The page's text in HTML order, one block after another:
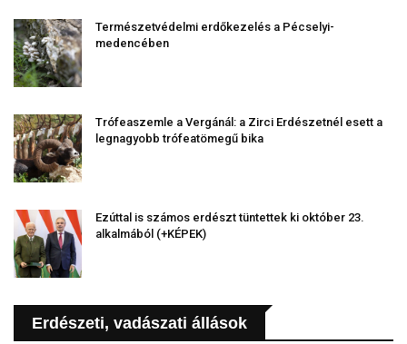
Természetvédelmi erdőkezelés a Pécselyi-
medencében
Trófeaszemle a Vergánál: a Zirci Erdészetnél esett a
legnagyobb trófeatömegű bika
Ezúttal is számos erdészt tüntettek ki október 23.
alkalmából (+KÉPEK)
Erdészeti, vadászati állások